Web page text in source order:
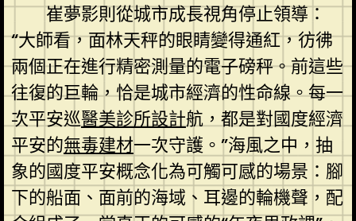
崔夢影則從城市成長視角停止領導：
“大師看，面林天秤的眼睛變得通紅，彷彿
兩個正在進行精密測量的電子磅秤。前這些
往復的巨輪，恰是城市經濟的性命線。每一
次平安巡醫美診所設計航，都是對國度經濟
平安的無毒建材一次守護。”海風之中，抽
象的國度平安概念化為可觸可感的場景：腳
下的船面、面前的海域、耳邊的輪機聲，配